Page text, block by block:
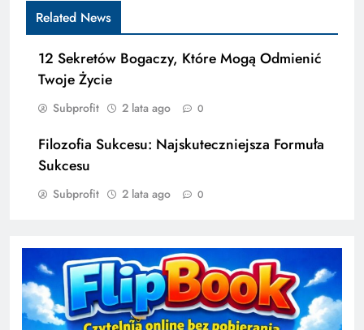
Related News
12 Sekretów Bogaczy, Które Mogą Odmienić
Twoje Życie
Subprofit 2 lata ago 0
Filozofia Sukcesu: Najskuteczniejsza Formuła
Sukcesu
Subprofit 2 lata ago 0